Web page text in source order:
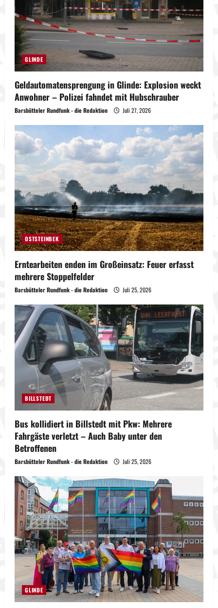
GLINDE
Geldautomatensprengung in Glinde: Explosion weckt
Anwohner – Polizei fahndet mit Hubschrauber
Barsbütteler Rundfunk - die Redaktion Juli 27, 2026
OSTSTEINBEK
Erntearbeiten enden im Großeinsatz: Feuer erfasst
mehrere Stoppelfelder
Barsbütteler Rundfunk - die Redaktion Juli 25, 2026
BILLSTEDT
Bus kollidiert in Billstedt mit Pkw: Mehrere
Fahrgäste verletzt – Auch Baby unter den
Betroffenen
Barsbütteler Rundfunk - die Redaktion Juli 25, 2026
GLINDE